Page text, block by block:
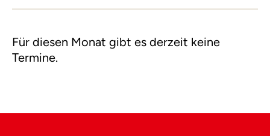
Für diesen Monat gibt es derzeit keine
Termine.